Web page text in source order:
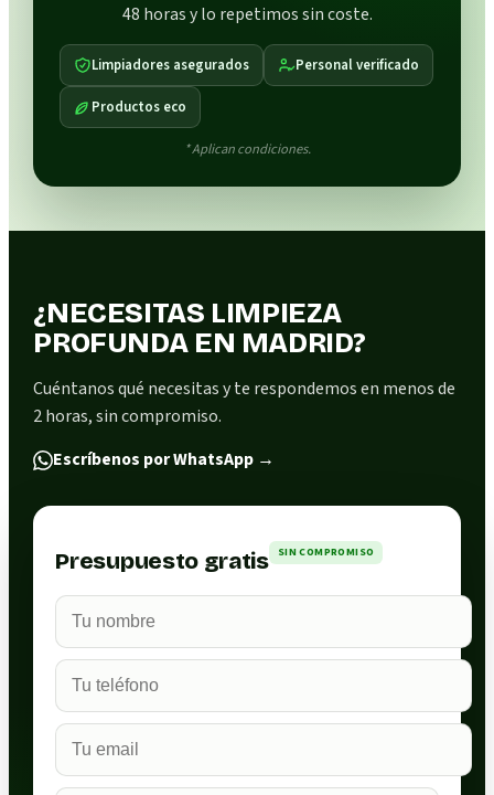
48 horas y lo repetimos sin coste.
Limpiadores asegurados Personal verificado
Productos eco
* Aplican condiciones.
¿NECESITAS LIMPIEZA
PROFUNDA EN MADRID?
Cuéntanos qué necesitas y te respondemos en menos de
2 horas, sin compromiso.
Escríbenos por WhatsApp →
Presupuesto gratis SIN COMPROMISO